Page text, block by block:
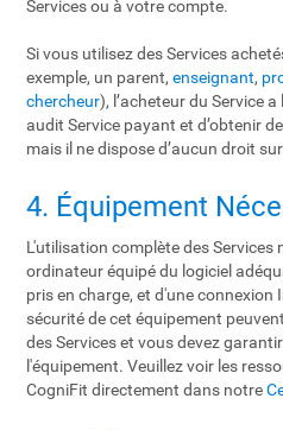
Services ou à votre compte.
Si vous utilisez des Services
exemple, un parent,enseignant,
chercheur), l’acheteur du Service
audit Service payant et d’obtenir
mais il ne dispose d’aucun droit
4. Équipement
L'utilisation complète des Services
ordinateur équipé du logiciel
pris en charge, et d'une
sécurité de cet équipement
des Services et vous devez
l'équipement. Veuillez voir les
CogniFit directement dans notre